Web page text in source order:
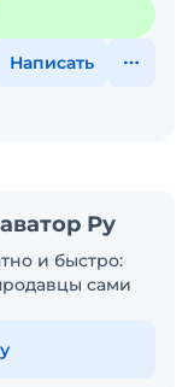
Написать
Ру
и быстро:
сами